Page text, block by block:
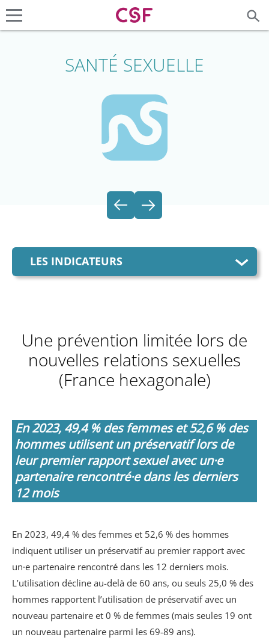
SANTÉ SEXUELLE
LES INDICATEURS
Une prévention limitée lors de
nouvelles relations sexuelles
(France hexagonale)
En 2023, 49,4 % des femmes et 52,6 % des
hommes utilisent un préservatif lors de
leur premier rapport sexuel avec un·e
partenaire rencontré·e dans les derniers
12 mois
En 2023, 49,4 % des femmes et 52,6 % des hommes
indiquent utiliser un préservatif au premier rapport avec
un·e partenaire rencontré dans les 12 derniers mois.
L’utilisation décline au-delà de 60 ans, ou seuls 25,0 % des
hommes rapportent l’utilisation de préservatif avec un
nouveau partenaire et 0 % de femmes (mais seules 19 ont
un nouveau partenaire parmi les 69-89 ans).